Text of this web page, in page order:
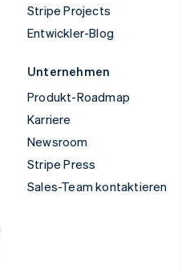
Stripe Projects
Entwickler-Blog
Unternehmen
Produkt-Roadmap
Karriere
Newsroom
Stripe Press
Sales-Team kontaktieren